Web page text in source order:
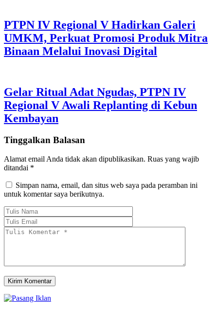
PTPN IV Regional V Hadirkan Galeri
UMKM, Perkuat Promosi Produk Mitra
Binaan Melalui Inovasi Digital
Gelar Ritual Adat Ngudas, PTPN IV
Regional V Awali Replanting di Kebun
Kembayan
Tinggalkan Balasan
Alamat email Anda tidak akan dipublikasikan. Ruas yang wajib
ditandai *
Simpan nama, email, dan situs web saya pada peramban ini
untuk komentar saya berikutnya.